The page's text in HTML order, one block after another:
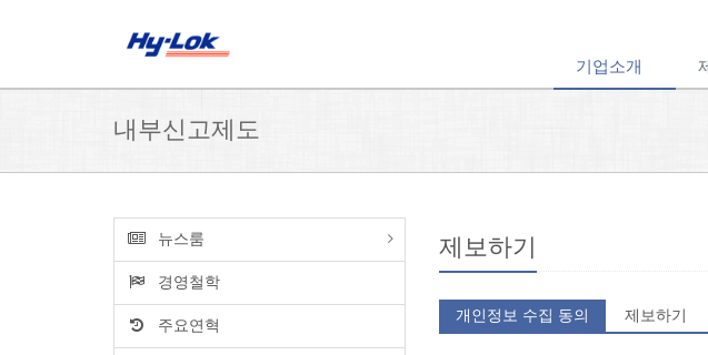
기업소개
내부신고제도
뉴스룸
경영철학
주요연혁
제보하기
개인정보 수집 동의 제보하기